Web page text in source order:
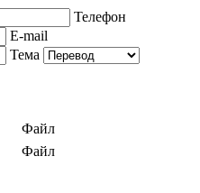
Телефон
E-mail
Тема
Файл
Файл